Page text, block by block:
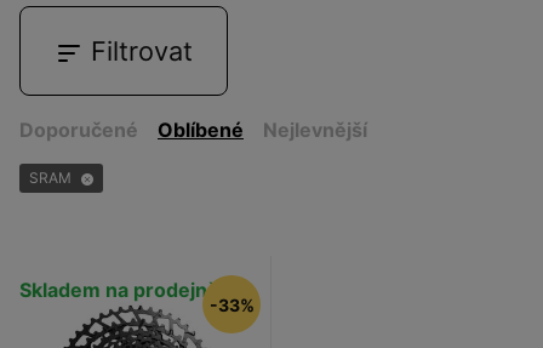
Filtrovat
Doporučené Oblíbené Nejlevnější
SRAM
Skladem na prodejně
-33%